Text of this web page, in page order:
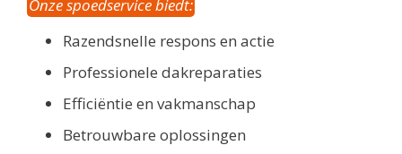
Onze spoedservice biedt:
Razendsnelle respons en actie
Professionele dakreparaties
Efficiëntie en vakmanschap
Betrouwbare oplossingen